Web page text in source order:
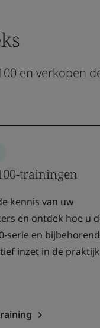
en verkopen
trainingen
kennis van uw
en ontdek hoe u
serie en
inzet in de